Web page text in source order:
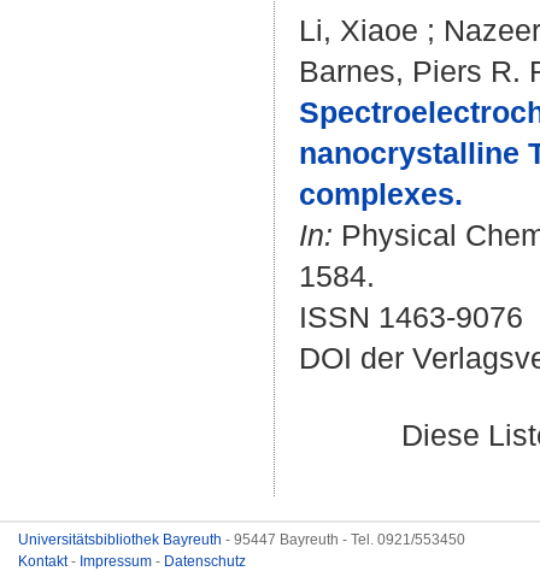
Li, Xiaoe ;
Barnes, Piers R.
nanocrystalline
complexes.
In: Physical
1584.
ISSN 1463-9076
DOI der
Diese
Universitätsbibliothek Bayreuth - 95447 Bayreuth - Tel. 0921/553450
Kontakt- Impressum - Datenschutz